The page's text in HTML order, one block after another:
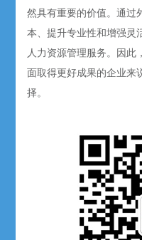
然具有重要的价值。通过
本、提升专业性和增强灵
人力资源管理服务。因此
面取得更好成果的企业来
择。